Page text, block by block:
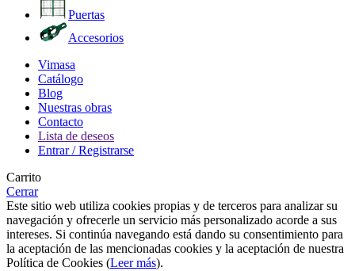
Puertas
Accesorios
Vimasa
Catálogo
Blog
Nuestras obras
Contacto
Lista de deseos
Entrar / Registrarse
Carrito
Cerrar
Este sitio web utiliza cookies propias y de terceros para analizar su
navegación y ofrecerle un servicio más personalizado acorde a sus
intereses. Si continúa navegando está dando su consentimiento para
la aceptación de las mencionadas cookies y la aceptación de nuestra
Política de Cookies (Leer más).